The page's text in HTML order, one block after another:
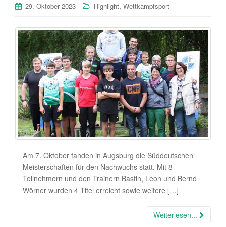
29. Oktober 2023 Highlight, Wettkampfsport
Am 7. Oktober fanden in Augsburg die Süddeutschen
Meisterschaften für den Nachwuchs statt. Mit 8
Teilnehmern und den Trainern Bastin, Leon und Bernd
Wörner wurden 4 Titel erreicht sowie weitere […]
Weiterlesen...